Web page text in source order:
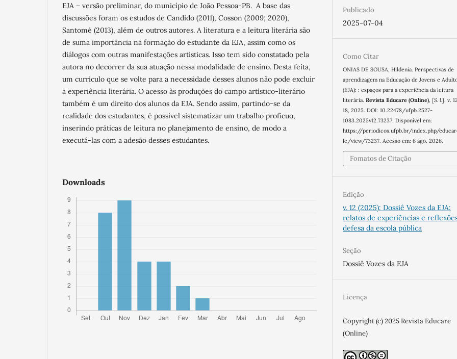
EJA – versão preliminar, do município de João Pessoa-PB. A base das
discussões foram os estudos de Candido (2011), Cosson (2009; 2020),
Santomé (2013), além de outros autores. A literatura e a leitura literária são
de suma importância na formação do estudante da EJA, assim como os
diálogos com outras manifestações artísticas. Isso tem sido constatado pela
autora no decorrer da sua atuação nessa modalidade de ensino. Desta feita,
um currículo que se volte para a necessidade desses alunos não pode excluir
a experiência literária. O acesso às produções do campo artístico-literário
também é um direito dos alunos da EJA. Sendo assim, partindo-se da
realidade dos estudantes, é possível sistematizar um trabalho profícuo,
inserindo práticas de leitura no planejamento de ensino, de modo a
executá-las com a adesão desses estudantes.
Downloads
Publicado
2025-07-04
Como Citar
ONIAS DE SOUSA, Hildenia. Perspectivas de
aprendizagem na Educação de Jovens e
(EJA): : espaços para a experiência da leitura
literária.Revista Educare (Online) ,[S. l.] , v.
18, 2025. DOI: 10.22478/ufpb.2527-
1083.2025v12.73237. Disponível em:
https://periodicos.ufpb.br/index.php/
le/view/73237. Acesso em: 6 ago. 2026.
Fomatos de Citação
Edição
v. 12 (2025): Dossiê Vozes da EJA:
relatos de experiências e
defesa da escola pública
Seção
Dossiê Vozes da EJA
Licença
Copyright (c) 2025 Revista Educare
(Online)